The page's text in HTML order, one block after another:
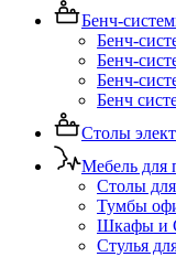
Бенч-
Бенч-
Бенч-
Бенч-
Бенч
Столы
Мебель для
Столы
Тумбы
Шкафы и
Стулья